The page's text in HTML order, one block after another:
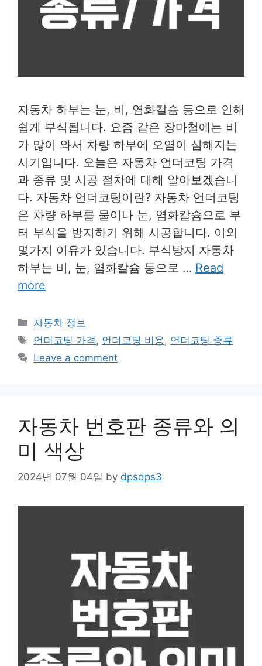
자동차 하부는 눈, 비, 염화칼슘 등으로 인해
쉽게 부식됩니다. 요즘 같은 장마철에는 비
가 많이 와서 차량 하부에 오염이 심해지는
시기입니다. 오늘은 자동차 언더코팅 가격
과 종류 및 시공 절차에 대해 알아보겠습니
다. 자동차 언더코팅이란? 자동차 언더코팅
은 차량 하부를 물이나 눈, 염화칼슘으로 부
터 부식을 방지하기 위해 시공합니다. 이외
몇가지 이유가 있습니다. 부식방지 자동차
하부는 비, 눈, 염화칼슘 등으로 … Read
more
Categories
자동차 정보
Tags
언더코팅 가격, 언더코팅 비용, 언더코팅 종류
Leave a comment
자동차 번호판 종류와 의
미 색상
2024년 07월 04일 by dpsdps3